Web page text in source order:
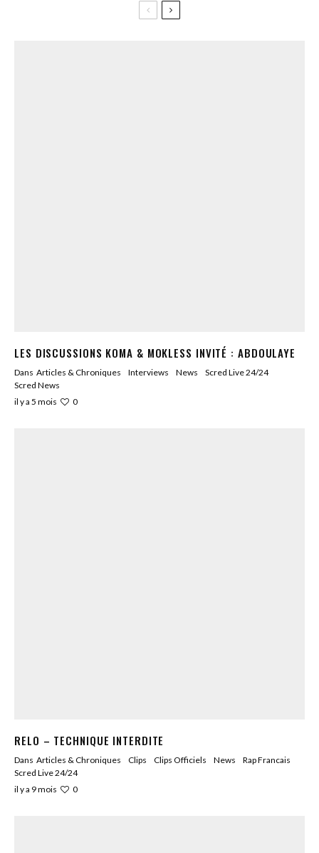
LES DISCUSSIONS KOMA & MOKLESS INVITÉ : ABDOULAYE
Dans Articles & Chroniques Interviews News
Scred Live 24/24
Scred News
il y a 5 mois
0
RELO – TECHNIQUE INTERDITE
Dans Articles & Chroniques Clips Clips Officiels News
Rap Francais
Scred Live 24/24
il y a 9 mois
0